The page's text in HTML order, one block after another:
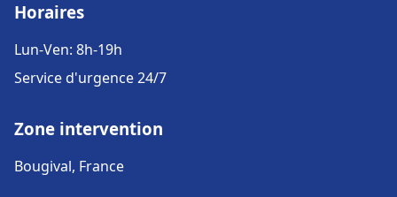
Horaires
Lun-Ven: 8h-19h
Service d'urgence 24/7
Zone intervention
Bougival, France